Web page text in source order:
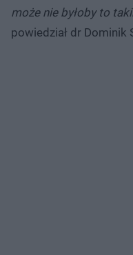
może nie byłoby to
powiedział dr Dominik